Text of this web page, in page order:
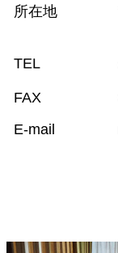
所在地
TEL
FAX
E-mail